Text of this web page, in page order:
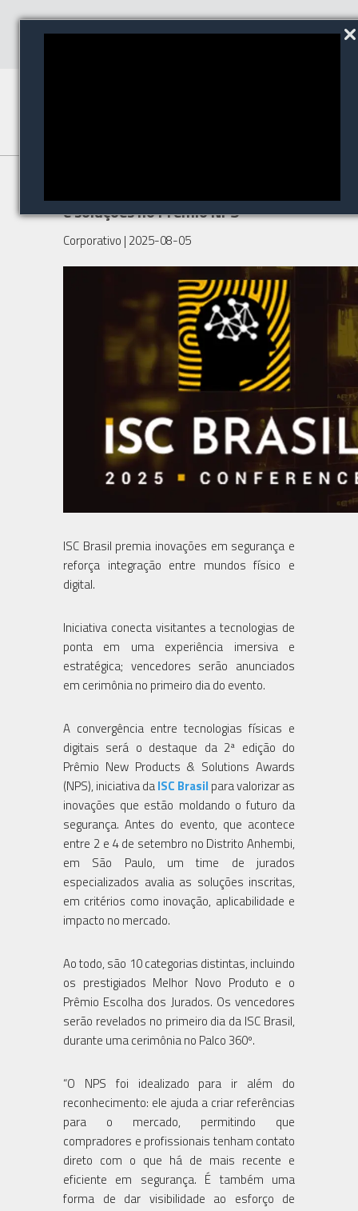
e soluções no Prêmio NPS
Corporativo | 2025-08-05
ISC Brasil premia inovações em segurança e
reforça integração entre mundos físico e
digital.
Iniciativa conecta visitantes a tecnologias de
ponta em uma experiência imersiva e
estratégica; vencedores serão anunciados
em cerimônia no primeiro dia do evento.
A convergência entre tecnologias físicas e
digitais será o destaque da 2ª edição do
Prêmio New Products & Solutions Awards
(NPS), iniciativa daISC Brasil para valorizar as
inovações que estão moldando o futuro da
segurança. Antes do evento, que acontece
entre 2 e 4 de setembro no Distrito Anhembi,
em São Paulo, um time de jurados
especializados avalia as soluções inscritas,
em critérios como inovação, aplicabilidade e
impacto no mercado.
Ao todo, são 10 categorias distintas, incluindo
os prestigiados Melhor Novo Produto e o
Prêmio Escolha dos Jurados. Os vencedores
serão revelados no primeiro dia da ISC Brasil,
durante uma cerimônia no Palco 360º.
“O NPS foi idealizado para ir além do
reconhecimento: ele ajuda a criar referências
para o mercado, permitindo que
compradores e profissionais tenham contato
direto com o que há de mais recente e
eficiente em segurança. É também uma
forma de dar visibilidade ao esforço de